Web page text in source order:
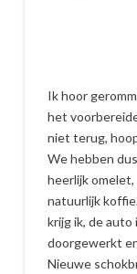
Ik hoor
het
niet terug,
We hebben
heerlijk omelet,
natuurlijk
krijg ik, de auto
doorgewerkt
Nieuwe